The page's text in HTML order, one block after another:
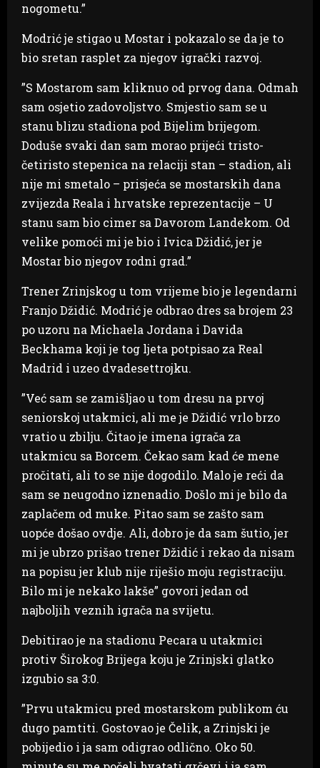
nogometu.”
Modrić je stigao u Mostar i pokazalo se da je to
bio sretan rasplet za njegov igrački razvoj.
”S Mostarom sam kliknuo od prvog dana. Odmah
sam osjetio zadovoljstvo. Smjestio sam se u
stanu blizu stadiona pod Bijelim brijegom.
Doduše svaki dan sam morao prijeći tristo-
četiristo stepenica na relaciji stan – stadion, ali
nije mi smetalo – prisjeća se mostarskih dana
zvijezda Reala i hrvatske reprezentacije – U
stanu sam bio cimer sa Davorom Landekom. Od
velike pomoći mi je bio i Ivica Džidić, jer je
Mostar bio njegov rodni grad.”
Trener Zrinjskog u tom vrijeme bio je legendarni
Franjo Džidić. Modrić je odbrao dres sa brojem 23
po uzoru na Michaela Jordana i Davida
Beckhama koji je tog ljeta potpisao za Real
Madrid i uzeo dvadesettrojku.
”Već sam se zamišljao u tom dresu na prvoj
seniorskoj utakmici, ali me je Džidić vrlo brzo
vratio u zbilju. Čitao je imena igrača za
utakmicu sa Borcem. Čekao sam kad će mene
pročitati, ali to se nije dogodilo. Malo je reći da
sam se neugodno iznenadio. Došlo mi je bilo da
zaplačem od muke. Pitao sam se zašto sam
uopće došao ovdje. Ali, dobro je da sam šutio, jer
mi je ubrzo prišao trener Džidić i rekao da nisam
na popisu jer klub nije riješio moju registraciju.
Bilo mi je nekako lakše” govori jedan od
najboljih veznih igrača na svijetu.
Debitirao je na stadionu Pecara u utakmici
protiv Širokog Brijega koju je Zrinjski glatko
izgubio sa 3:0.
”Prvu utakmicu pred mostarskom publikom ću
dugo pamtiti. Gostovao je Čelik, a Zrinjski je
pobijedio i ja sam odigrao odlično. Oko 50.